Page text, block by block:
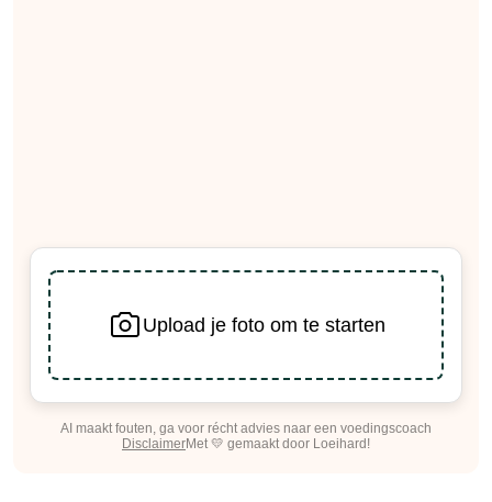
Upload je foto om te starten
AI maakt fouten, ga voor récht advies naar een voedingscoach
DisclaimerMet 💛 gemaakt door Loeihard!